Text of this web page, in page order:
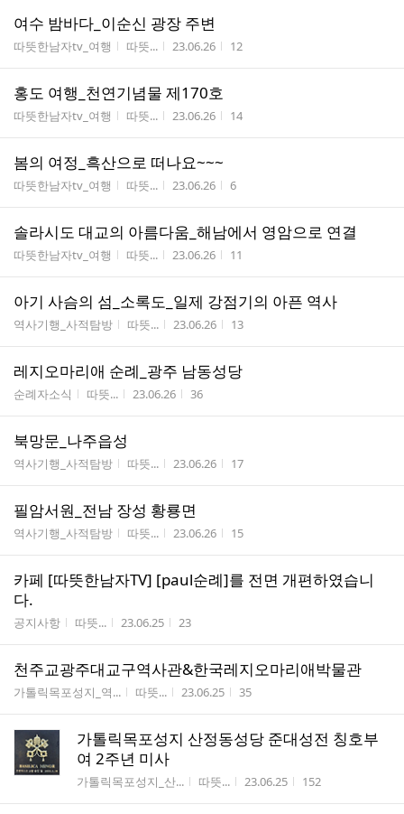
여수 밤바다_이순신 광장 주변
게시판명
따뜻한남자tv_여행 작성자
따뜻... 작성시간
23.06.26 조회수
12
홍도 여행_천연기념물 제170호
게시판명
따뜻한남자tv_여행 작성자
따뜻... 작성시간
23.06.26 조회수
14
봄의 여정_흑산으로 떠나요~~~
게시판명
따뜻한남자tv_여행 작성자
따뜻... 작성시간
23.06.26 조회수
6
솔라시도 대교의 아름다움_해남에서 영암으로 연결
게시판명
따뜻한남자tv_여행 작성자
따뜻... 작성시간
23.06.26 조회수
11
아기 사슴의 섬_소록도_일제 강점기의 아픈 역사
게시판명
역사기행_사적탐방 작성자
따뜻... 작성시간
23.06.26 조회수
13
레지오마리애 순례_광주 남동성당
게시판명
순례자소식 작성자
따뜻... 작성시간
23.06.26 조회수
36
북망문_나주읍성
게시판명
역사기행_사적탐방 작성자
따뜻... 작성시간
23.06.26 조회수
17
필암서원_전남 장성 황룡면
게시판명
역사기행_사적탐방 작성자
따뜻... 작성시간
23.06.26 조회수
15
카페 [따뜻한남자TV] [paul순례]를 전면 개편하였습니
다.
게시판명
공지사항 작성자
따뜻... 작성시간
23.06.25 조회수
23
천주교광주대교구역사관&한국레지오마리애박물관
게시판명
가톨릭목포성지_역... 작성자
따뜻... 작성시간
23.06.25 조회수
35
가톨릭목포성지 산정동성당 준대성전 칭호부
여 2주년 미사
게시판명
가톨릭목포성지_산... 작성자
따뜻... 작성시간
23.06.25 조회수
152